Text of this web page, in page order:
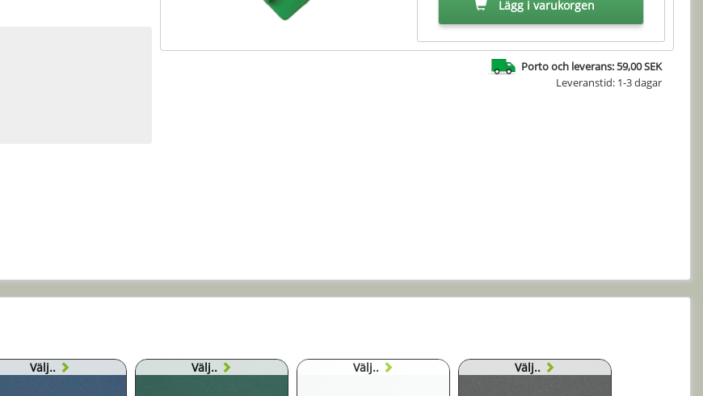
Lägg i varukorgen
Porto och leverans: 59,00 SEK
Leveranstid: 1-3 dagar
Välj.. Välj.. Välj.. Välj..